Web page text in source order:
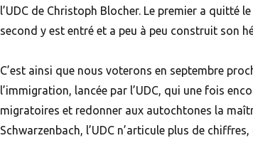
l’UDC de Christoph Blocher. Le premier a quitté
second y est entré et a peu à peu construit son
C’est ainsi que nous voterons en septembre
l’immigration, lancée par l’UDC, qui une fois
migratoires et redonner aux autochtones la
Schwarzenbach, l’UDC n’articule plus de